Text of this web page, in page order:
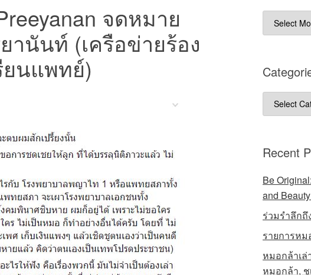
จดหมาย
านันท์ (เครือข่ายร้อง
ยนแพทย์)
Archives
บทความ
Categories
ประเภท
Recent
Be
and
ร่วมรำลึก
รายการหม
หมอกล้าเล่
หมอกล้า,